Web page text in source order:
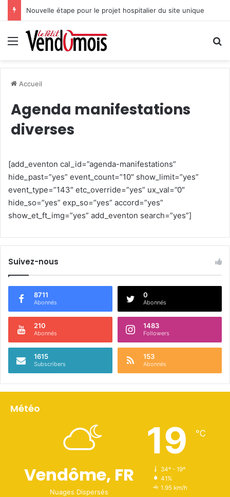
Nouvelle étape pour le projet hospitalier du site unique
Menu
Accueil
Agenda manifestations
diverses
[add_eventon cal_id=”agenda-manifestations”
hide_past=”yes” event_count=”10″ show_limit=”yes”
event_type=”143″ etc_override=”yes” ux_val=”0″
hide_so=”yes” exp_so=”yes” accord=”yes”
show_et_ft_img=”yes” add_eventon search=”yes”]
Suivez-nous
8711
Abonnés
0
Abonnés
210
Abonnés
1483
Followers
1615
Subscribers
153
Abonnés
Météo
Vendôme, FR
Nuages Dispersés
19 ℃
34º - 19º
41%
1.95 km/h